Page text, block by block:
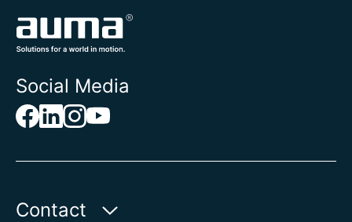
Social Media
Contact